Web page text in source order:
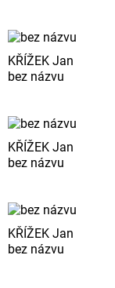
KŘÍŽEK Jan
bez názvu
KŘÍŽEK Jan
bez názvu
KŘÍŽEK Jan
bez názvu